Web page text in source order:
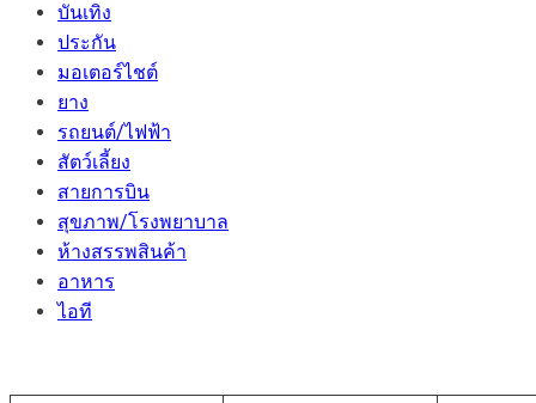
บันเทิง
ประกัน
มอเตอร์ไชต์
ยาง
รถยนต์/ไฟฟ้า
สัตว์เลี้ยง
สายการบิน
สุขภาพ/โรงพยาบาล
ห้างสรรพสินค้า
อาหาร
ไอที